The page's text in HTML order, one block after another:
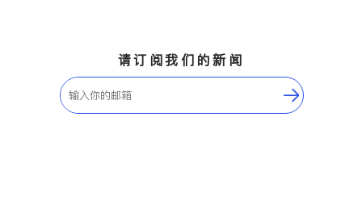
请订阅我们的新闻